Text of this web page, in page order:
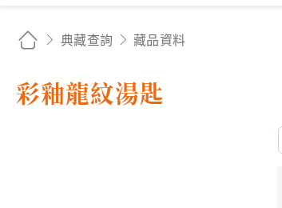
典藏查詢 藏品資料
彩釉龍紋湯匙